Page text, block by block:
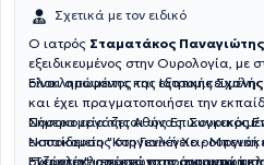
Σχετικά με τον ειδικό
Ο ιατρός Σταματάκος
εξειδικευμένος στην Ουρολογία, με
ολοκληρωμένης και
Είναι απόφοιτος της Ιατρικής
και έχει πραγματοποιήσει την
Nοσοκομεία της Αθήνας.
εκπαίδευσης στη Γενική
"Τζάνειο", αποκτώντας σημαντική
Σήμερα εργάζεται ως Επικουρικός
Νοσοκομείο "Κοργιαλένειο -
συμμετέχει ενεργά στην
Έχει ολοκληρώσει το πρόγραμμα